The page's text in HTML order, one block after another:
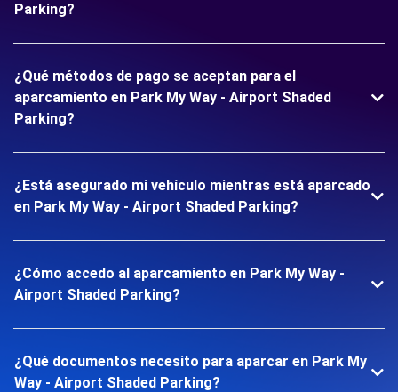
Parking?
¿Qué métodos de pago se aceptan para el
aparcamiento en Park My Way - Airport Shaded
Parking?
¿Está asegurado mi vehículo mientras está aparcado
en Park My Way - Airport Shaded Parking?
¿Cómo accedo al aparcamiento en Park My Way -
Airport Shaded Parking?
¿Qué documentos necesito para aparcar en Park My
Way - Airport Shaded Parking?